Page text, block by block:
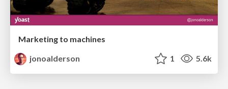
Marketing to machines
jonoalderson
1 5.6k